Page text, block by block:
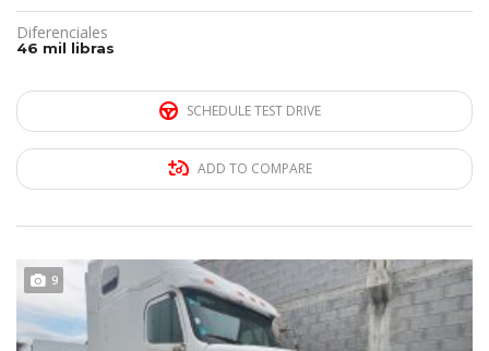
Diferenciales
46 mil libras
SCHEDULE TEST DRIVE
ADD TO COMPARE
9 REMATE!!!